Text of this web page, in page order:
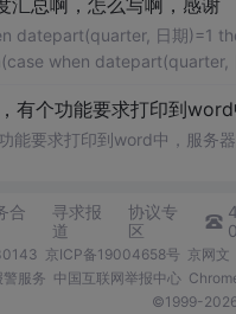
汇总啊，怎么写啊，感谢
datepart(quarter, 日期)=1
when
有个功能要求打印到word
能要求打印到word中，服务
合
寻求报
道
协议专
区
京ICP备19004658号 京网
服务 中国互联网举报中心
©1999-2026